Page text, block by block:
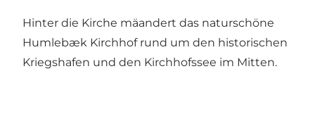
Hinter die Kirche mäandert das naturschöne
Humlebæk Kirchhof rund um den historischen
Kriegshafen und den Kirchhofssee im Mitten.